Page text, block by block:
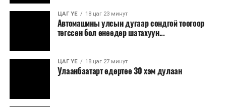
ЦАГ ҮЕ 18 цаг 23 минут
Автомашины улсын дугаар сондгой тоогоор
төгссөн бол өнөөдөр шатахуун...
ЦАГ ҮЕ 18 цаг 27 минут
Улаанбаатарт өдөртөө 30 хэм дулаан